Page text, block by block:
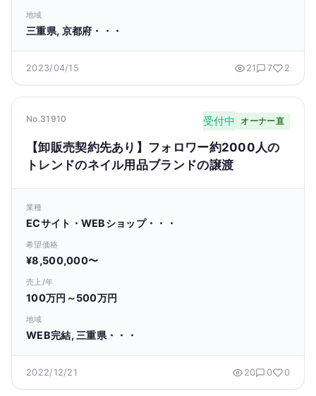
地域
三重県, 京都府・・・
2023/04/15 21 7 2
No.31910 受付中 オーナー直
【卸販売契約先あり】フォロワー約2000人の
トレンドのネイル用品ブランドの譲渡
業種
ECサイト・WEBショップ・・・
希望価格
¥8,500,000〜
売上/年
100万円～500万円
地域
WEB完結, 三重県・・・
2022/12/21 20 0 0